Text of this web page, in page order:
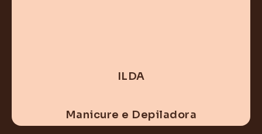
ILDA
Manicure e Depiladora